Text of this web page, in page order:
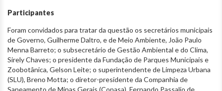
Participantes
Foram convidados para tratar da questão os secretários municipais
de Governo, Guilherme Daltro, e de Meio Ambiente, João Paulo
Menna Barreto; o subsecretário de Gestão Ambiental e do Clima,
Sirely Chaves; o presidente da Fundação de Parques Municipais e
Zoobotânica, Gelson Leite; o superintendente de Limpeza Urbana
(SLU), Breno Motta; o diretor-presidente da Companhia de
Saneamento de Minas Gerais (Copasa), Fernando Passalio de